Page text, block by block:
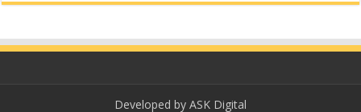
Developed by ASK Digital